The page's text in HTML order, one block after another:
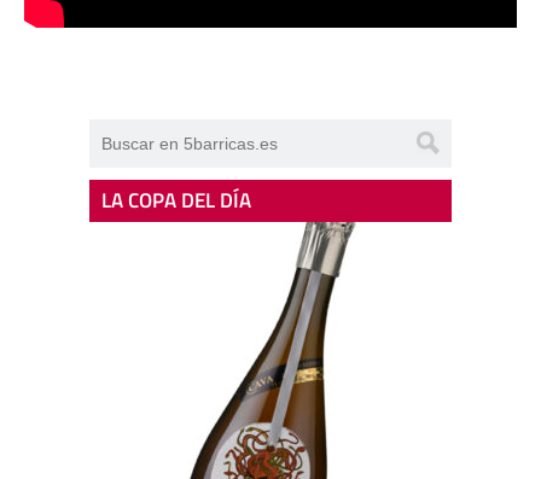
LA COPA DEL DÍA